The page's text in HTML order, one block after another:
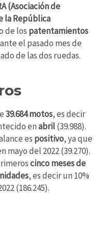
(Asociación de
la República
de los patentamientos
el pasado mes de
de las dos ruedas.
39.684 motos, es decir
enabril(39.988).
es positivo, ya que
mayo del 2022 (39.270).
cinco meses de
, es decir un 10%
(186.245).